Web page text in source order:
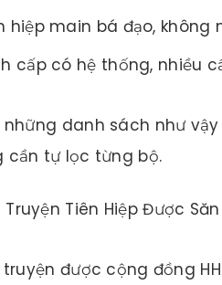
hiệp main bá đạo, không
cấp có hệ thống, nhiều
danh sách như
cần tự lọc từng bộ.
Truyện Tiên Hiệp Được
được cộng đồng